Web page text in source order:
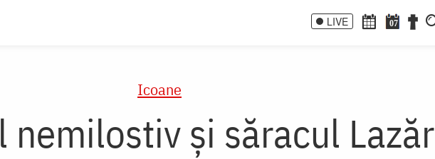
LIVE 07
Icoane
nemilostiv și săracul Lazăr